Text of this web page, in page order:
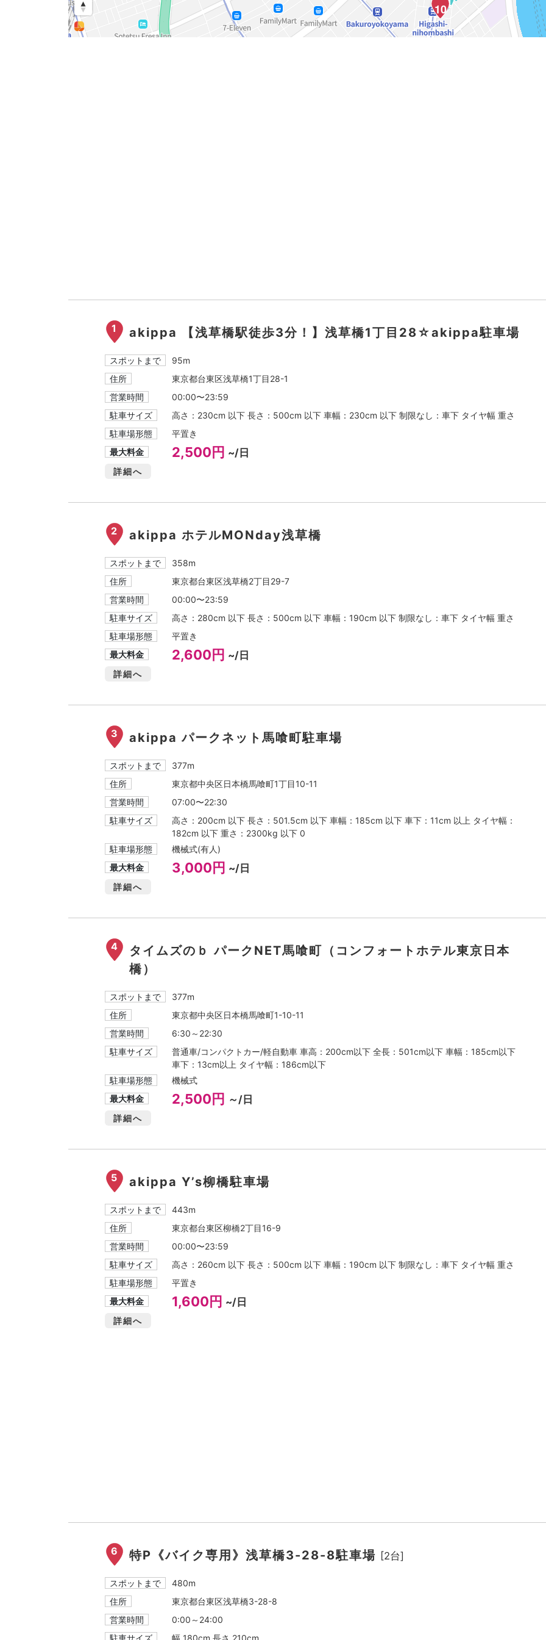
64
10
1 akippa 【浅草橋駅徒歩3分！】浅草橋1丁目28☆akippa駐車場
スポットまで
95m
住所
東京都台東区浅草橋1丁目28-1
営業時間
00:00〜23:59
駐車サイズ
高さ：230cm 以下 長さ：500cm 以下 車幅：230cm 以下 制限なし：車下 タイヤ幅 重さ
駐車場形態
平置き
最大料金
2,500円 ~/日
詳細へ
2 akippa ホテルMONday浅草橋
スポットまで
358m
住所
東京都台東区浅草橋2丁目29-7
営業時間
00:00〜23:59
駐車サイズ
高さ：280cm 以下 長さ：500cm 以下 車幅：190cm 以下 制限なし：車下 タイヤ幅 重さ
駐車場形態
平置き
最大料金
2,600円 ~/日
詳細へ
3 akippa パークネット馬喰町駐車場
スポットまで
377m
住所
東京都中央区日本橋馬喰町1丁目10-11
営業時間
07:00〜22:30
駐車サイズ
高さ：200cm 以下 長さ：501.5cm 以下 車幅：185cm 以下 車下：11cm 以上 タイヤ幅：
182cm 以下 重さ：2300kg 以下 0
駐車場形態
機械式(有人)
最大料金
3,000円 ~/日
詳細へ
4
タイムズのｂ パークNET馬喰町（コンフォートホテル東京日本
橋）
スポットまで
377m
住所
東京都中央区日本橋馬喰町1-10-11
営業時間
6:30～22:30
駐車サイズ
普通車/コンパクトカー/軽自動車 車高：200cm以下 全長：501cm以下 車幅：185cm以下
車下：13cm以上 タイヤ幅：186cm以下
駐車場形態
機械式
最大料金
2,500円 ～/日
詳細へ
5 akippa Y’s柳橋駐車場
スポットまで
443m
住所
東京都台東区柳橋2丁目16-9
営業時間
00:00〜23:59
駐車サイズ
高さ：260cm 以下 長さ：500cm 以下 車幅：190cm 以下 制限なし：車下 タイヤ幅 重さ
駐車場形態
平置き
最大料金
1,600円 ~/日
詳細へ
6 特P《バイク専用》浅草橋3-28-8駐車場 [2台]
スポットまで
480m
住所
東京都台東区浅草橋3-28-8
営業時間
0:00～24:00
駐車サイズ
幅 180cm 長さ 210cm